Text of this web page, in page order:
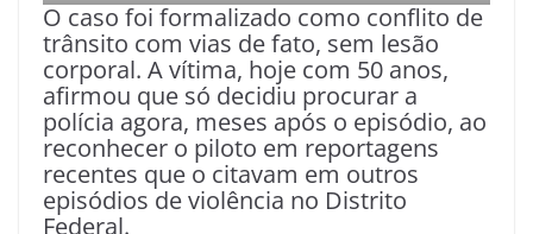
O caso foi formalizado como conflito de
trânsito com vias de fato, sem lesão
corporal. A vítima, hoje com 50 anos,
afirmou que só decidiu procurar a
polícia agora, meses após o episódio, ao
reconhecer o piloto em reportagens
recentes que o citavam em outros
episódios de violência no Distrito
Federal.